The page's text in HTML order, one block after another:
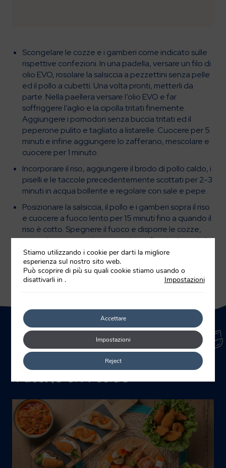
Scongelare le cozze e i gamberi come indicato sulle
rispettive confezioni. In una padella, versare un filo di
olio EVO, rosolare la salsiccia a pezzettini senza pelle
ed il pollo a cubetti. Una volta pronti, metterli da
parte. Nella paellera versare l’olio EVO e far
soffriggere l’aglio e la cipolla tritati finemente.
Aggiungere i pomodori senza buccia tritati ed il
peperone pulito e tagliato a listarelle. Cuocere per 5
minuti e infine aggiungere lo zafferano, mescolare e
cuocere per 1 minuto.
Incorporare il riso, aggiungere il brodo di pollo caldo, i
piselli e le taccole precedentemente scottati per 2-3
minuti in acqua bollente e regolare con sale e pepe.
Posizionare la salsiccia, il pollo e i gamberi sopra il riso
e cuocere a fuoco lento per 15 minuti fino a quando il
riso è cotto. Spegnere il fuoco e disporre le cozze,
precedentemente lessate, sul riso. Coprire la padella
con un foglio di alluminio e attendere 5 minuti, infine
servirla calda.
Ricette correlate
Stiamo utilizzando i cookie per darti la migliore
esperienza sul nostro sito web.
Può scoprire di più su quali cookie stiamo usando o
disattivarli in
Impostazioni
.
Accettare
Reject
Impostazioni